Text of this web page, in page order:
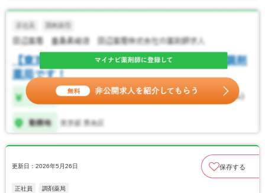
更新日：2026年5月26日 保存する
正社員 調剤薬局